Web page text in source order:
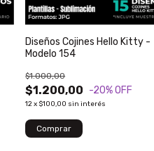
Diseños Cojines Hello Kitty -
Modelo 154
$1.200,00
$1.000,00
-20% OFF
12x $100,00 sin interés